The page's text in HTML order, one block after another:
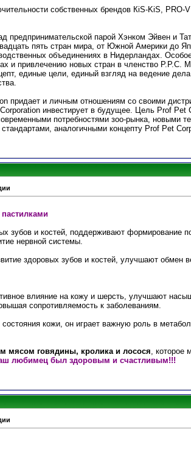
собственных брендов КiS-KiS,
предпринимательской парой Хэнком Эйвен и
пять стран мира, от Южной Америки до
объединениях в Нидерландах.
и привлечению новых стран в членство P.P.C.
единые цели, единый взгляд на ведение
придает и личным отношениям со своими
инвестирует в будущее. Цель Prof Pet
потребностями зоо-рынка, новыми
аналогичными концепту Prof Pet
зубов и костей, поддерживают формирование
нервной системы.
здоровых зубов и костей, улучшают обмен
влияние на кожу и шерсть, улучшают
сопротивляемость к заболеваниям.
кожи, он играет важную роль в
мясом говядины, кролика и лосося, которое
любимец был здоровым и счастливым!!!